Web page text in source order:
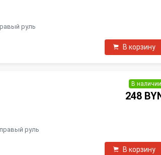
руль
В корзину
руль
В наличии
248
В корзину